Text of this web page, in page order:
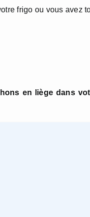
frigo ou vous avez
en liège dans